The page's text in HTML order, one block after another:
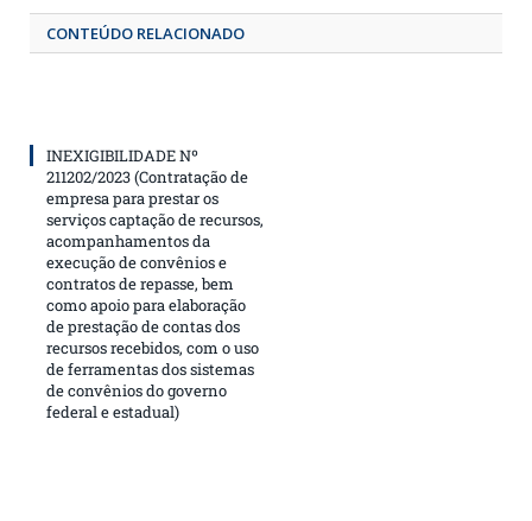
CONTEÚDO RELACIONADO
INEXIGIBILIDADE Nº
211202/2023 (Contratação de
empresa para prestar os
serviços captação de recursos,
acompanhamentos da
execução de convênios e
contratos de repasse, bem
como apoio para elaboração
de prestação de contas dos
recursos recebidos, com o uso
de ferramentas dos sistemas
de convênios do governo
federal e estadual)